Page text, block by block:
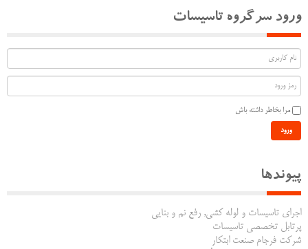
ورود سرگروه تاسیسات
مرا بخاطر داشته باش
ورود
پیوندها
اجرای تاسیسات و لوله کشی, رفع نم و بنایی
پرتابل تخصصی تاسیسات
شرکت فرجام صنعت ابتکار